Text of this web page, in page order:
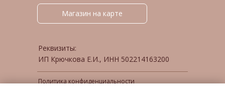
Магазин на карте
Политика конфиденциальности
Реквизиты:
ИП Крючкова Е.И., ИНН 502214163200